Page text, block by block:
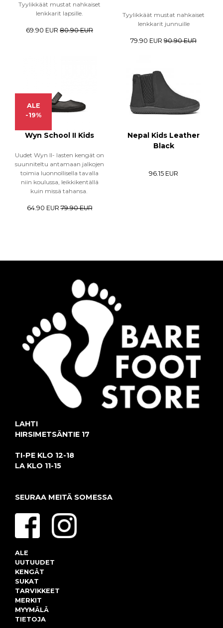
Tyylikkäät mustat nahkaiset
lenkkarit lapsille.
69.90 EUR 80.90 EUR
Tyylikkäät mustat nahkaiset
lenkkarit junnuille
79.90 EUR 90.90 EUR
ALE
-19%
Wyn School II Kids
Uudet Wyn II- lasten kengät on
suunniteltu antamaan jalkojen
toimia luonnollisella tavalla
niin koulussa, leikkikentällä
kuin missä tahansa.
64.90 EUR 79.90 EUR
Nepal Kids Leather
Black
96.15 EUR
LAHTI
HIRSIMETSÄNTIE 17
TI-PE KLO 12-18
LA KLO 11-15
SEURAA MEITÄ SOMESSA
ALE
UUTUUDET
KENGÄT
SUKAT
TARVIKKEET
MERKIT
MYYMÄLÄ
TIETOJA